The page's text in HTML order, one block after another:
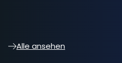
Alle ansehen